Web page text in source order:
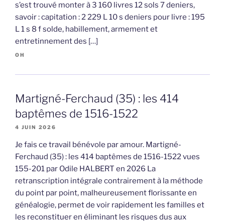
s’est trouvé monter à 3 160 livres 12 sols 7 deniers,
savoir : capitation : 2 229 L 10 s deniers pour livre : 195
L 1 s 8 f solde, habillement, armement et
entretinnement des […]
OH
Martigné-Ferchaud (35) : les 414
baptêmes de 1516-1522
4 JUIN 2026
Je fais ce travail bénévole par amour. Martigné-
Ferchaud (35) : les 414 baptêmes de 1516-1522 vues
155-201 par Odile HALBERT en 2026 La
retranscription intégrale contrairement à la méthode
du point par point, malheureusement florissante en
généalogie, permet de voir rapidement les familles et
les reconstituer en éliminant les risques dus aux